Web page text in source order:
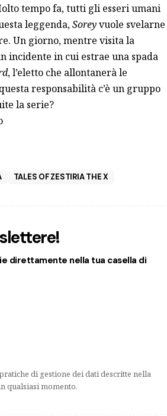
tempo fa, tutti gli esseri umani
leggenda,Soreyvuole svelarne
Un giorno, mentre visita la
incidente in cui estrae una spada
, l’eletto che allontanerà le
responsabilità c’è un gruppo
la serie?
TALES OF ZESTIRIA THE X
direttamente nella tua casella di
di gestione dei dati descritte nella
qualsiasi momento.